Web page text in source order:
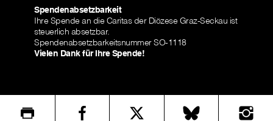
Spendenabsetzbarkeit
Ihre Spende an die Caritas der Diözese Graz-Seckau ist
steuerlich absetzbar.
Spendenabsetzbarkeitsnummer SO-1118
Vielen Dank für Ihre Spende!